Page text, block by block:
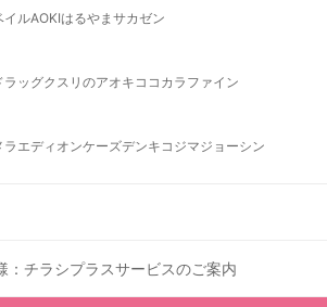
イルAOKIはるやま サカゼン
ラッグクスリのアオキ ココカラファイン
ラエディオンケーズデンキ コジマジョーシン
：チラシプラスサービスのご案内